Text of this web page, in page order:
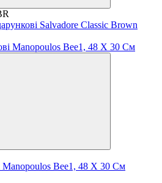
Salvadore Classic Brown
Manopoulos Bee1, 48 Х 30 См